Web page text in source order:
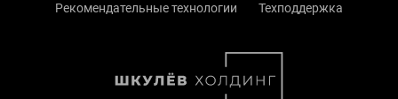
Рекомендательные технологии
Техподдержка